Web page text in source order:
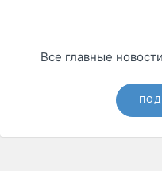
Все главные